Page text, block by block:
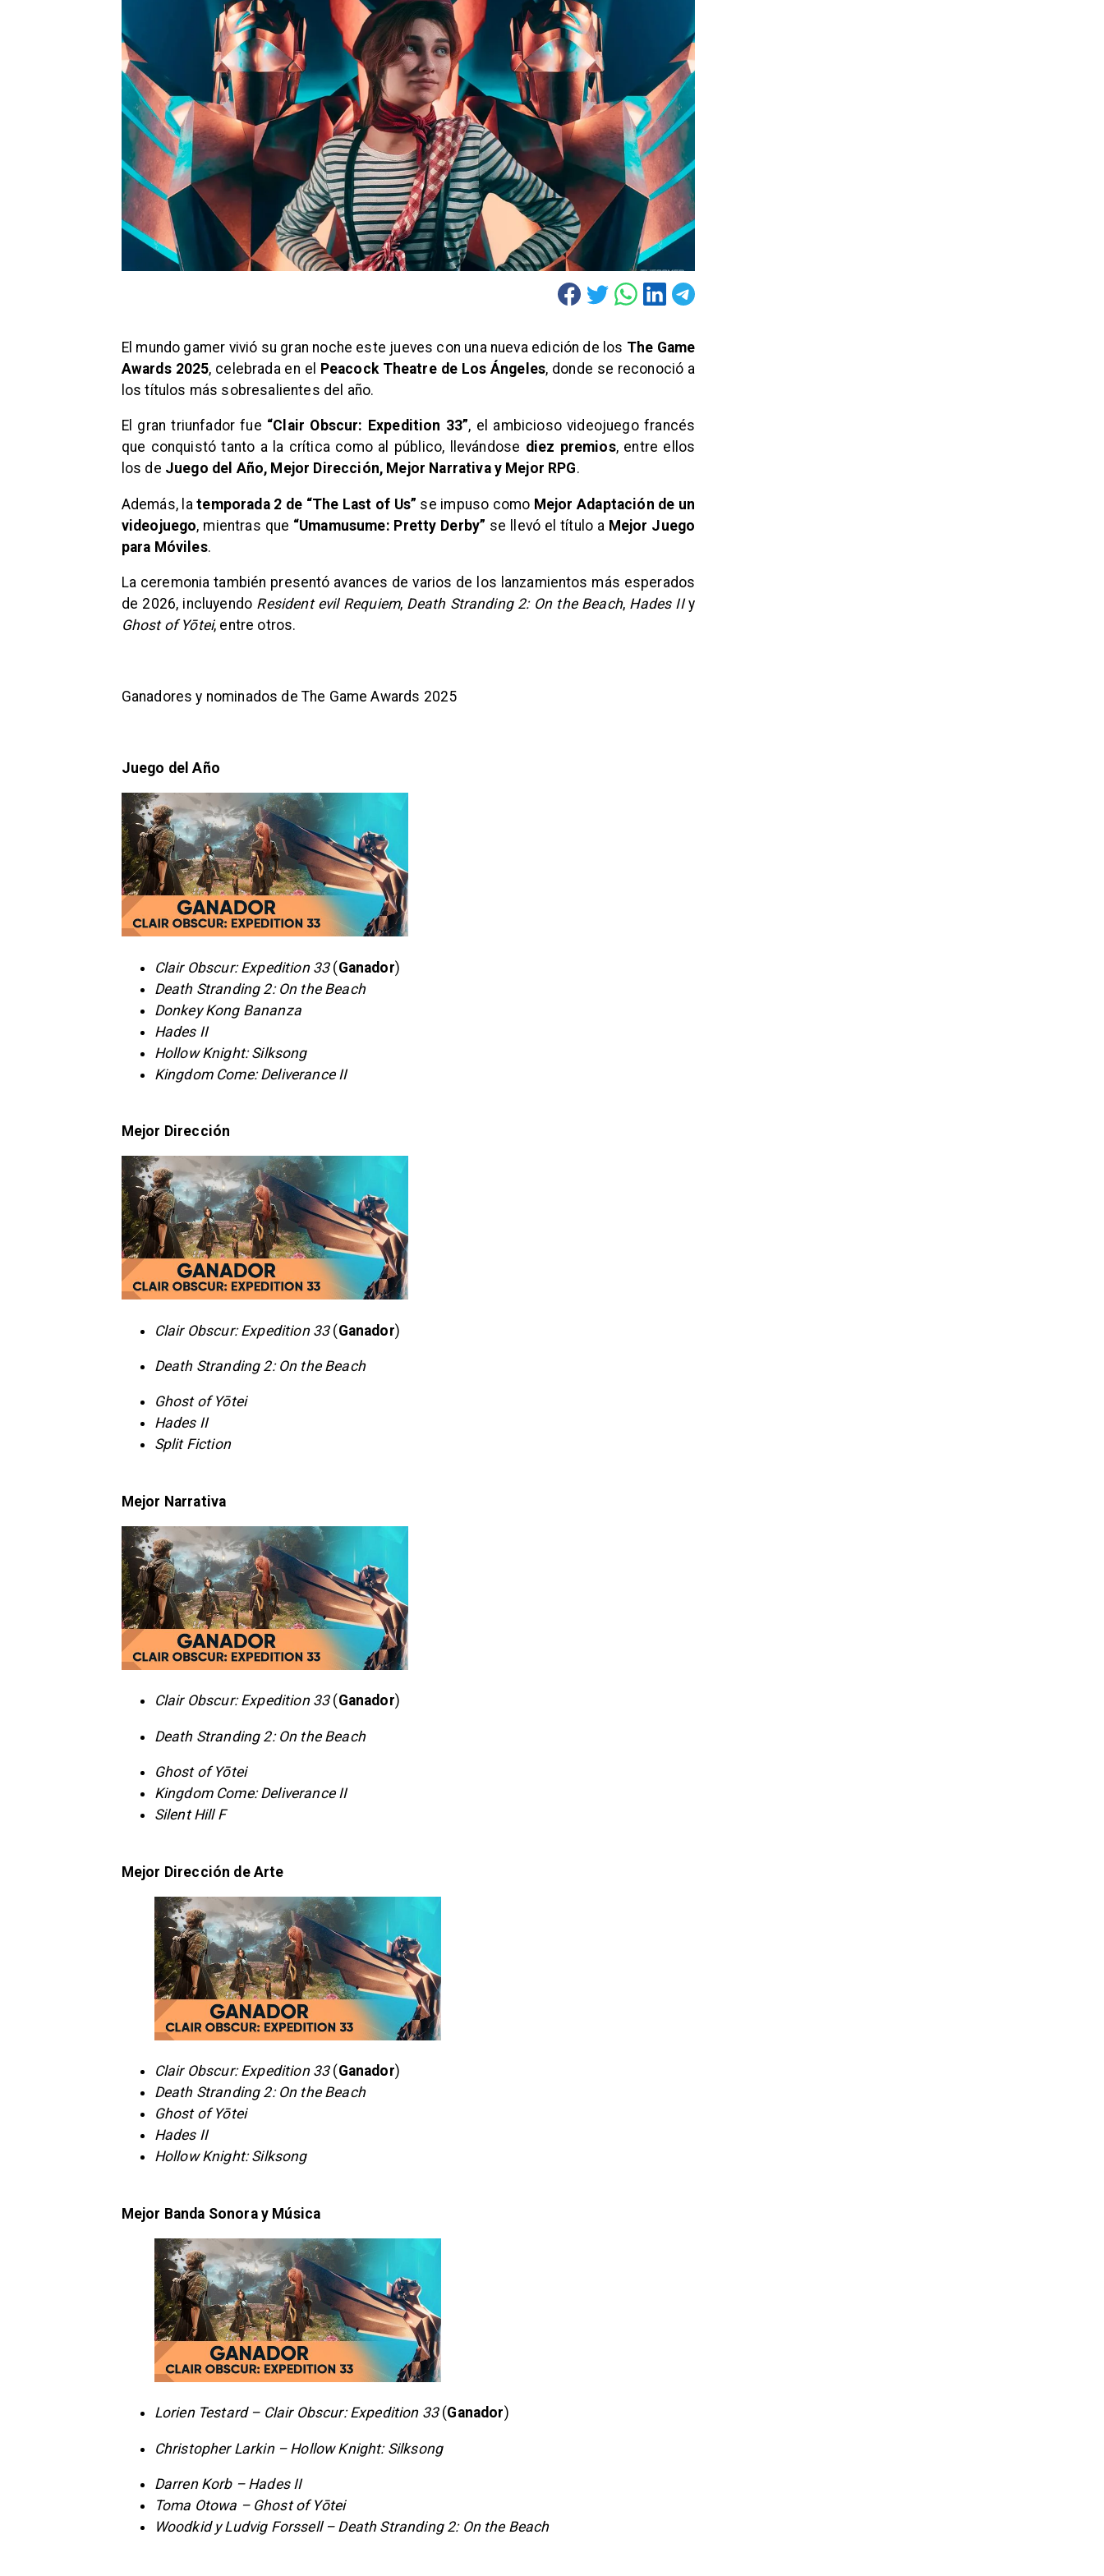
​​​​El mundo gamer vivió su gran noche este jueves con una nueva edición de los ​​​​ The Game
Awards 2025, celebrada en el Peacock Theatre de Los Ángeles, donde se reconoció a
los títulos más sobresalientes del año.
El gran triunfador fue “Clair Obscur: Expedition 33”, el ambicioso videojuego francés
que conquistó tanto a la crítica como al público, llevándose diez premios, entre ellos
los de Juego del Año, Mejor Dirección, Mejor Narrativa y Mejor RPG.
Además, latemporada 2 de “The Last of Us” se impuso como Mejor Adaptación de un
videojuego, mientras que “Umamusume: Pretty Derby” se llevó el título a Mejor Juego
para Móviles.
La ceremonia también presentó avances de varios de los lanzamientos más esperados
de 2026, incluyendo Resident evil Requiem, Death Stranding 2: On the Beach, Hades IIy
Ghost of Yōtei, entre otros.
​Ganadores y nominados de The Game Awards 2025
Juego del Año
Clair Obscur: Expedition 33(Ganador)
Death Stranding 2: On the Beach
Donkey Kong Bananza
Hades II
Hollow Knight: Silksong
Kingdom Come: Deliverance II
Mejor Dirección
Clair Obscur: Expedition 33(Ganador)
Death Stranding 2: On the Beach
Ghost of Yōtei
Hades II
Split Fiction
Mejor Narrativa
Clair Obscur: Expedition 33(Ganador)
Death Stranding 2: On the Beach
Ghost of Yōtei
Kingdom Come: Deliverance II
Silent Hill F
Mejor Dirección de Arte
Clair Obscur: Expedition 33(Ganador)
Death Stranding 2: On the Beach
Ghost of Yōtei
Hades II
Hollow Knight: Silksong
Mejor Banda Sonora y Música
Lorien Testard – Clair Obscur: Expedition 33(Ganador)
Christopher Larkin – Hollow Knight: Silksong
Darren Korb – Hades II
Toma Otowa – Ghost of Yōtei
Woodkid y Ludvig Forssell – Death Stranding 2: On the Beach